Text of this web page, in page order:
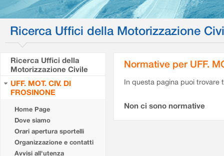
Ricerca Uffici della Motorizzazione
Ricerca Uffici della
Motorizzazione Civile
UFF. MOT. CIV. DI
FROSINONE
Home Page
Dove siamo
Orari apertura sportelli
Organizzazione e contatti
Avvisi all'utenza
Normative per UFF.
In questa pagina puoi
Non ci sono normative